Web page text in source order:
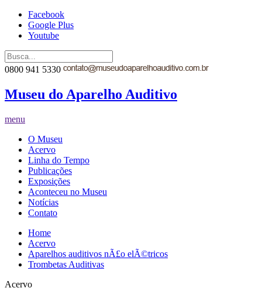
Facebook
Google Plus
Youtube
0800 941 5330
Museu do Aparelho Auditivo
menu
O Museu
Acervo
Linha do Tempo
Publicações
Exposições
Aconteceu no Museu
Notícias
Contato
Home
Acervo
Aparelhos auditivos nÃ£o elÃ©tricos
Trombetas Auditivas
Acervo